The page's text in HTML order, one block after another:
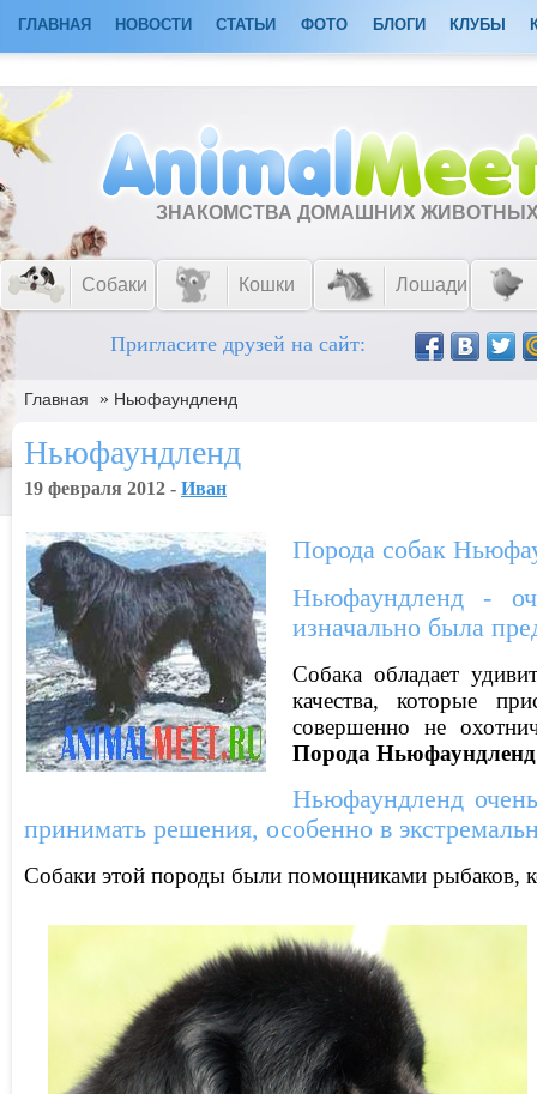
ГЛАВНАЯ НОВОСТИ СТАТЬИ ФОТО БЛОГИ КЛУБЫ
ЗНАКОМСТВА ДОМАШНИХ
Собаки Кошки Лошади
Пригласите друзей на сайт:
Главная » Ньюфаундленд
Ньюфаундленд
19 февраля 2012 - Ивaн
Порода собак
Ньюфаундленд -
изначально была
Собака обладает
качества, которые
совершенно не
Порода Ньюфаундленд
Ньюфаундленд
принимать решения, особенно в
Собаки этой породы были помощниками рыбаков,